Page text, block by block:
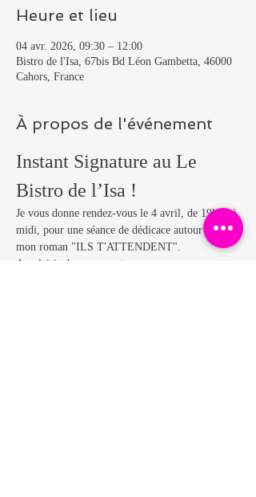
Heure et lieu
04 avr. 2026, 09:30 – 12:00
Bistro de l'Isa, 67bis Bd Léon Gambetta, 46000
Cahors, France
À propos de l'événement
Instant Signature au Le
Bistro de l’Isa !
Je vous donne rendez-vous le 4 avril, de 19h30 à
midi, pour une séance de dédicace autour de
mon roman "ILS T'ATTENDENT".
Au plaisir de vous y retrouver.